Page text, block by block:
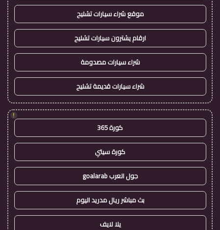
موقع شراء سيارات تشليح
ارقام يشترون سيارات تشليح
شراء سيارات مصدومة
شراء سيارات قديمة تشليح
!
كورة 365
كورة سيتي
جول العرب goalarab
بث مباشر ريال مدريد اليوم
يلا لايف